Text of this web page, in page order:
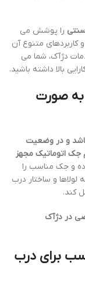
را پوشش می
کاربردهای متنوع آن
دژآک، شما می
بالا داشته باشید.
به صورت
و در وضعیت
جک اتوماتیک مجهز
و جک مناسب را
و ساختار درب
کند.
در دژآک
برای درب